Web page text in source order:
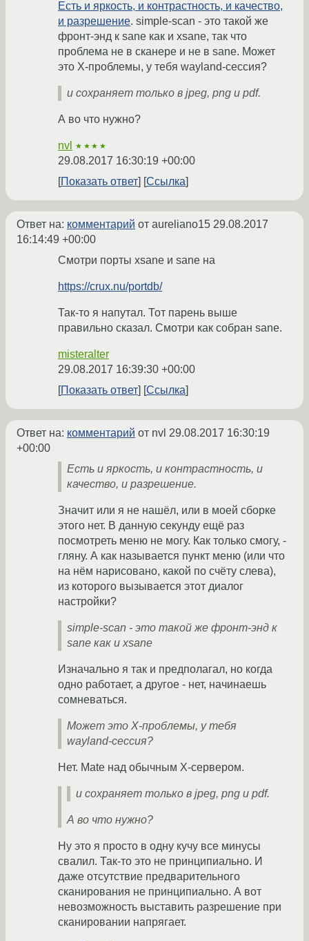
Есть и яркость, и контрастность, и качество,
и разрешение. simple-scan - это такой же
фронт-энд к sane как и xsane, так что
проблема не в сканере и не в sane. Может
это X-проблемы, у тебя wayland-сессия?
и сохраняет только в jpeg, png и pdf.
А во что нужно?
nvl ★★★★
29.08.2017 16:30:19 +00:00
Показать ответ
Ссылка
Ответ на: комментарий от aureliano15 29.08.2017
16:14:49 +00:00
Смотри порты xsane и sane на
https://crux.nu/portdb/
Так-то я напутал. Тот парень выше
правильно сказал. Смотри как собран sane.
misteralter
29.08.2017 16:39:30 +00:00
Показать ответ
Ссылка
Ответ на: комментарий от nvl 29.08.2017 16:30:19
+00:00
Есть и яркость, и контрастность, и
качество, и разрешение.
Значит или я не нашёл, или в моей сборке
этого нет. В данную секунду ещё раз
посмотреть меню не могу. Как только смогу, -
гляну. А как называется пункт меню (или что
на нём нарисовано, какой по счёту слева),
из которого вызывается этот диалог
настройки?
simple-scan - это такой же фронт-энд к
sane как и xsane
Изначально я так и предполагал, но когда
одно работает, а другое - нет, начинаешь
сомневаться.
Может это X-проблемы, у тебя
wayland-сессия?
Нет. Mate над обычным X-сервером.
и сохраняет только в jpeg, png и pdf.
А во что нужно?
Ну это я просто в одну кучу все минусы
свалил. Так-то это не принципиально. И
даже отсутствие предварительного
сканирования не принципиально. А вот
невозможность выставить разрешение при
сканировании напрягает.